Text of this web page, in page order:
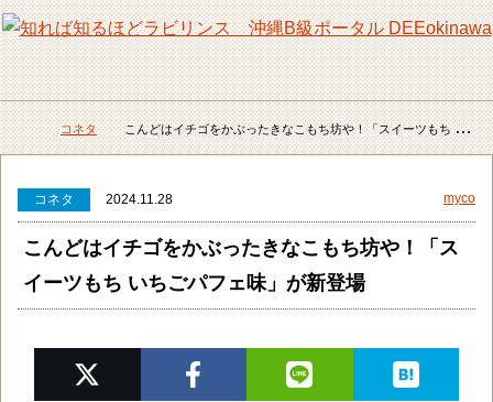
メニュー 検
DEEokinawaトップ
コネタ こんどはイチゴをかぶったきなこもち坊や！「スイーツもち いちごパフェ味」が新登場
コネタ 2024.11.28 myco
こんどはイチゴをかぶったきなこもち坊や！「ス
イーツもち いちごパフェ味」が新登場